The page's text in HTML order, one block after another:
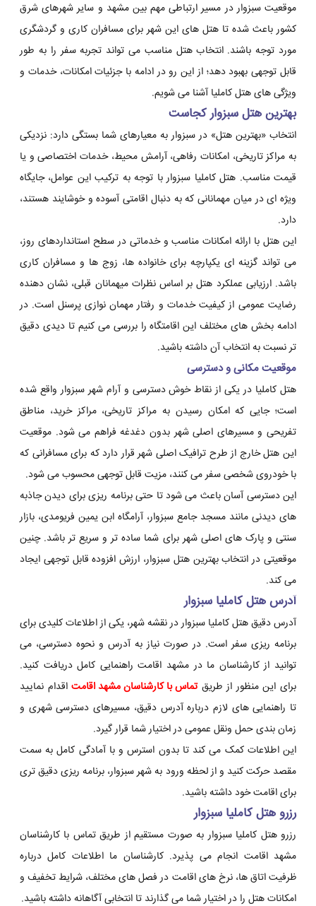
موقعیت سبزوار در مسیر ارتباطی مهم بین مشهد و سایر شهرهای شرق
کشور باعث شده تا هتل های این شهر برای مسافران کاری و گردشگری
مورد توجه باشند. انتخاب هتل مناسب می تواند تجربه سفر را به طور
قابل توجهی بهبود دهد؛ از این رو در ادامه با جزئیات امکانات، خدمات و
ویژگی های هتل کاملیا آشنا می شویم.
بهترین هتل سبزوار کجاست
انتخاب «بهترین هتل» در سبزوار به معیارهای شما بستگی دارد: نزدیکی
به مراکز تاریخی، امکانات رفاهی، آرامش محیط، خدمات اختصاصی و یا
قیمت مناسب. هتل کاملیا سبزوار با توجه به ترکیب این عوامل، جایگاه
ویژه ای در میان مهمانانی که به دنبال اقامتی آسوده و خوشایند هستند،
دارد.
این هتل با ارائه امکانات مناسب و خدماتی در سطح استانداردهای روز،
می تواند گزینه ای یکپارچه برای خانواده ها، زوج ها و مسافران کاری
باشد. ارزیابی عملکرد هتل بر اساس نظرات میهمانان قبلی، نشان دهنده
رضایت عمومی از کیفیت خدمات و رفتار مهمان نوازی پرسنل است. در
ادامه بخش های مختلف این اقامتگاه را بررسی می کنیم تا دیدی دقیق
تر نسبت به انتخاب آن داشته باشید.
موقعیت مکانی و دسترسی
هتل کاملیا در یکی از نقاط خوش دسترسی و آرام شهر سبزوار واقع شده
است؛ جایی که امکان رسیدن به مراکز تاریخی، مراکز خرید، مناطق
تفریحی و مسیرهای اصلی شهر بدون دغدغه فراهم می شود. موقعیت
این هتل خارج از طرح ترافیک اصلی شهر قرار دارد که برای مسافرانی که
با خودروی شخصی سفر می کنند، مزیت قابل توجهی محسوب می شود.
این دسترسی آسان باعث می شود تا حتی برنامه ریزی برای دیدن جاذبه
های دیدنی مانند مسجد جامع سبزوار، آرامگاه ابن یمین فریومدی، بازار
سنتی و پارک های اصلی شهر برای شما ساده تر و سریع تر باشد. چنین
موقعیتی در انتخاب بهترین هتل سبزوار، ارزش افزوده قابل توجهی ایجاد
می کند.
آدرس هتل کاملیا سبزوار
آدرس دقیق هتل کاملیا سبزوار در نقشه شهر، یکی از اطلاعات کلیدی برای
برنامه ریزی سفر است. در صورت نیاز به آدرس و نحوه دسترسی، می
توانید از کارشناسان ما در مشهد اقامت راهنمایی کامل دریافت کنید.
برای این منظور از طریقتماس با کارشناسان مشهد اقامتاقدام نمایید
تا راهنمایی های لازم درباره آدرس دقیق، مسیرهای دسترسی شهری و
زمان بندی حمل ونقل عمومی در اختیار شما قرار گیرد.
این اطلاعات کمک می کند تا بدون استرس و با آمادگی کامل به سمت
مقصد حرکت کنید و از لحظه ورود به شهر سبزوار، برنامه ریزی دقیق تری
برای اقامت خود داشته باشید.
رزرو هتل کاملیا سبزوار
رزرو هتل کاملیا سبزوار به صورت مستقیم از طریق تماس با کارشناسان
مشهد اقامت انجام می پذیرد. کارشناسان ما اطلاعات کامل درباره
ظرفیت اتاق ها، نرخ های اقامت در فصل های مختلف، شرایط تخفیف و
امکانات هتل را در اختیار شما می گذارند تا انتخابی آگاهانه داشته باشید.